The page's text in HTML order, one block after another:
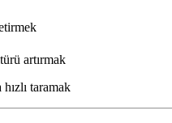
artırmak
taramak